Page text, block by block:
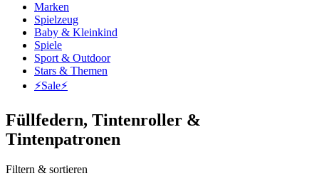
Marken
Spielzeug
Baby & Kleinkind
Spiele
Sport & Outdoor
Stars & Themen
⚡️Sale⚡️
Füllfedern, Tintenroller &
Tintenpatronen
Filtern & sortieren